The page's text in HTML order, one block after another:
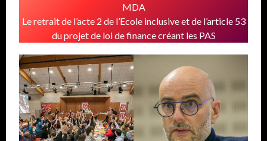
MDA
Le retrait de l’acte 2 de l’Ecole inclusive et de l’article 53
du projet de loi de finance créant les PAS